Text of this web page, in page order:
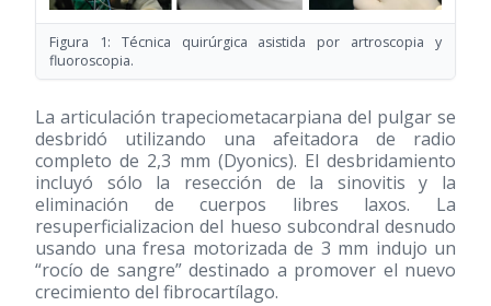
Figura 1: Técnica quirúrgica asistida por artroscopia y
fluoroscopia.
La articulación trapeciometacarpiana del pulgar se
desbridó utilizando una afeitadora de radio
completo de 2,3 mm (Dyonics). El desbridamiento
incluyó sólo la resección de la sinovitis y la
eliminación de cuerpos libres laxos. La
resuperficializacion del hueso subcondral desnudo
usando una fresa motorizada de 3 mm indujo un
“rocío de sangre” destinado a promover el nuevo
crecimiento del fibrocartílago.